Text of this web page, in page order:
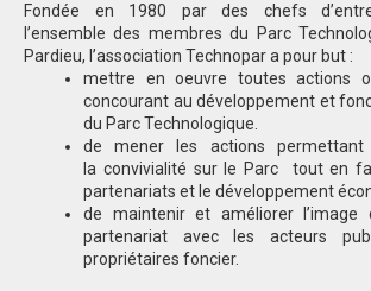
Fondée en 1980 par des chefs
l’ensemble des membres du Parc
Pardieu, l’association Technopar a pour but :
mettre en oeuvre toutes actions
concourant au développement et
du Parc Technologique.
de mener les actions permettant
la convivialité sur le Parc tout en
partenariats et le développement
de maintenir et améliorer l’image
partenariat avec les acteurs
propriétaires foncier.